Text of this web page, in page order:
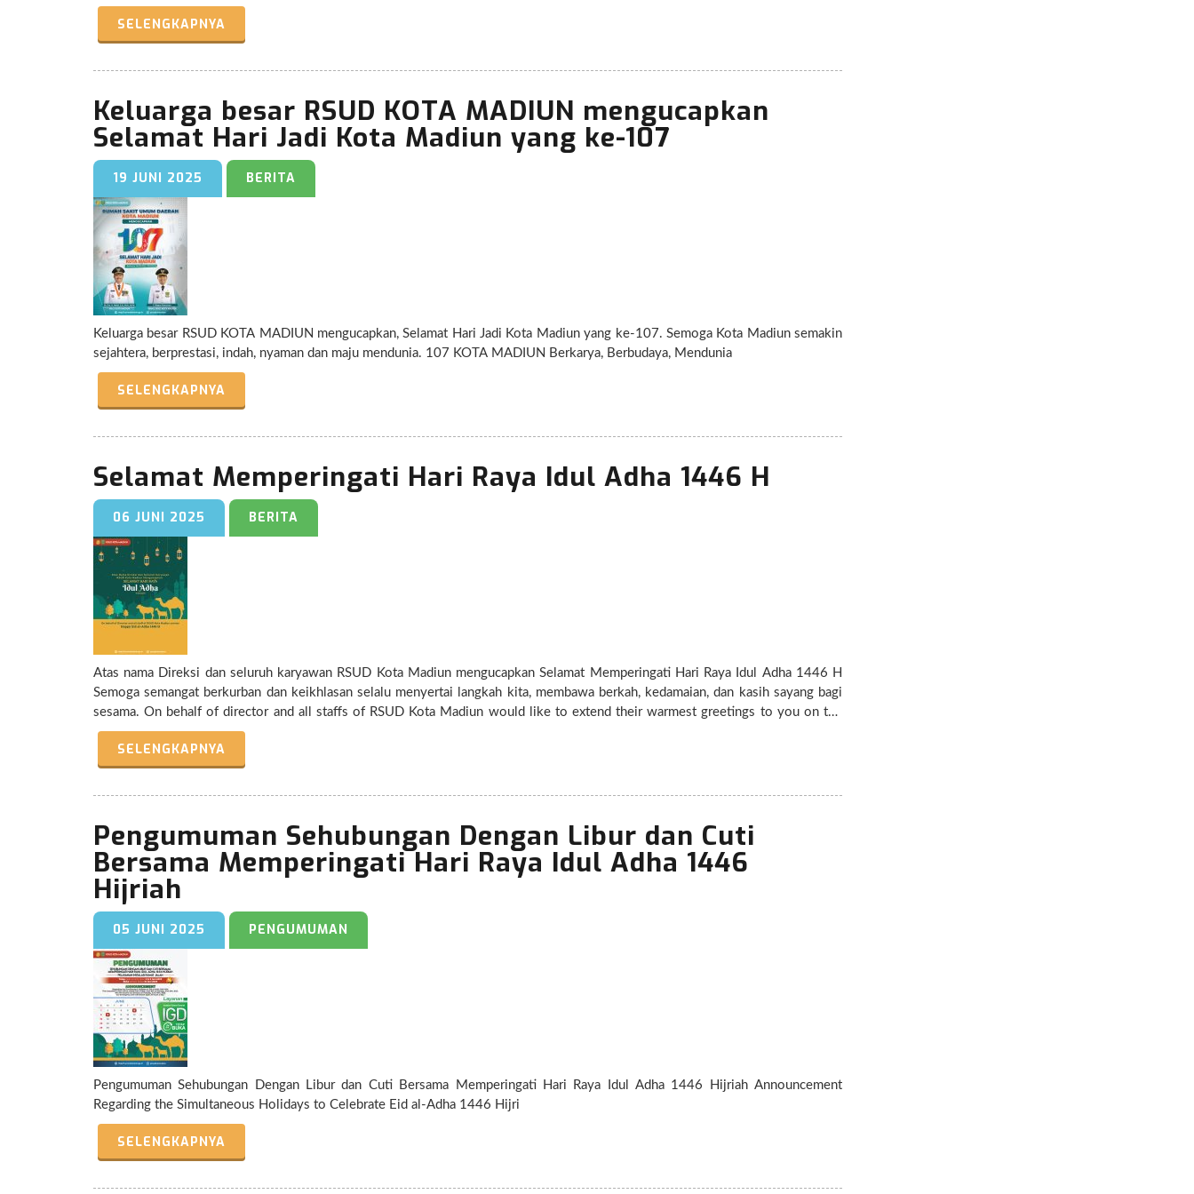
SELENGKAPNYA
Keluarga besar RSUD KOTA MADIUN mengucapkan
Selamat Hari Jadi Kota Madiun yang ke-107
19 JUNI 2025 BERITA
Keluarga besar RSUD KOTA MADIUN mengucapkan, Selamat Hari Jadi Kota Madiun yang ke-107. Semoga Kota Madiun semakin
sejahtera, berprestasi, indah, nyaman dan maju mendunia. 107 KOTA MADIUN Berkarya, Berbudaya, Mendunia
SELENGKAPNYA
Selamat Memperingati Hari Raya Idul Adha 1446 H
06 JUNI 2025 BERITA
Atas nama Direksi dan seluruh karyawan RSUD Kota Madiun mengucapkan Selamat Memperingati Hari Raya Idul Adha 1446 H
Semoga semangat berkurban dan keikhlasan selalu menyertai langkah kita, membawa berkah, kedamaian, dan kasih sayang bagi
sesama. On behalf of director and all staffs of RSUD Kota Madiun would like to extend their warmest greetings to you on the
occasion of Eid al-Adha 1446 H. May the spirit of sacrifice and devotion guide us towards a path of blessings, peace, and
compassion for all.
SELENGKAPNYA
Pengumuman Sehubungan Dengan Libur dan Cuti
Bersama Memperingati Hari Raya Idul Adha 1446
Hijriah
05 JUNI 2025 PENGUMUMAN
Pengumuman Sehubungan Dengan Libur dan Cuti Bersama Memperingati Hari Raya Idul Adha 1446 Hijriah Announcement
Regarding the Simultaneous Holidays to Celebrate Eid al-Adha 1446 Hijri
SELENGKAPNYA